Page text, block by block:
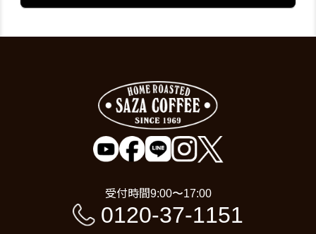
受付時間9:00〜17:00
0120-37-1151